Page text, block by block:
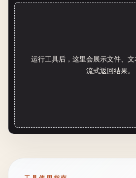
运行工具后，这里会展示文件、
流式返回结果。